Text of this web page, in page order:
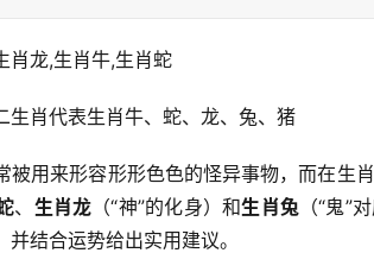
肖龙,生肖牛,生肖蛇
生肖代表生肖牛、蛇、龙、兔、猪
被用来形容形形色色的怪异事物，而在生
、 生肖龙 （“神”的化身）和生肖兔（“鬼”
结合运势给出实用建议。